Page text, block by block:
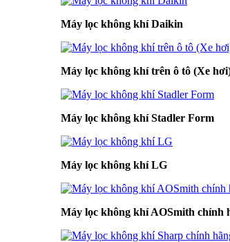
Máy lọc không khí Daikin
Máy lọc không khí trên ô tô (Xe
Máy lọc không khí Stadler Form
Máy lọc không khí LG
Máy lọc không khí AOSmith chính